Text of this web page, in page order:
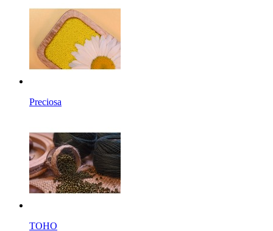
Preciosa
TOHO